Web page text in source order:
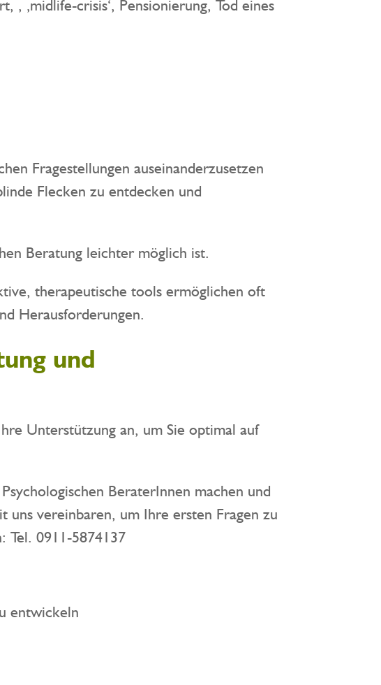
‚midlife-crisis‘, Pensionierung, Tod eines
Fragestellungen auseinanderzusetzen
Flecken zu entdecken und
Beratung leichter möglich ist.
therapeutische tools ermöglichen oft
Herausforderungen.
und
Unterstützung an, um Sie optimal auf
BeraterInnen machen und
uns vereinbaren, um Ihre ersten Fragen zu
Tel. 0911-5874137
entwickeln